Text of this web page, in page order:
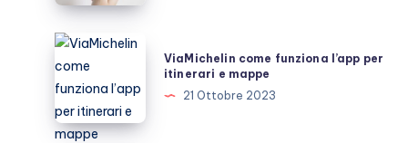
passaporto
in
Italia
ViaMichelin
come
funziona
l’app
per
ViaMichelin come funziona l’app per
itinerari e mappe
21 Ottobre 2023